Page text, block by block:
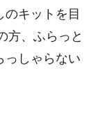
キットを目
方、ふらっと
っしゃらない